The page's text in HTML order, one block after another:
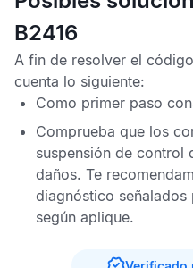
B2416
A fin de resolver el
cuenta lo siguiente:
Como primer paso
Comprueba que los
suspensión de control
daños. Te
diagnóstico
según aplique.